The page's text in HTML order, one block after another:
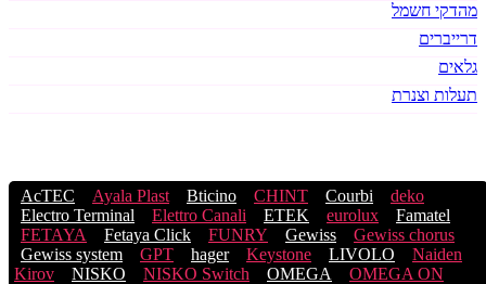
מהדקי חשמל
דרייברים
גלאים
תעלות וצנרת
AcTEC Ayala Plast Bticino CHINT Courbi
deko
Electro Terminal
Elettro Canali ETEK eurolux
Famatel
FETAYA
Fetaya Click FUNRY Gewiss
Gewiss chorus
Gewiss system
GPT hager Keystone LIVOLO
Naiden
Kirov
NISKO NISKO Switch OMEGA
OMEGA ON